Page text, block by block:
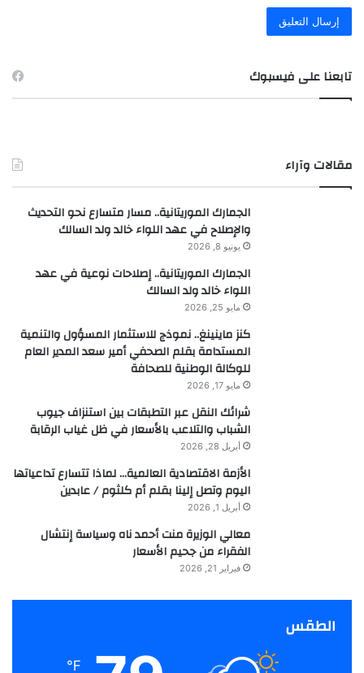
تابعنا على فيسبوك
مقالات وآراء
الجمارك الموريتانية.. مسار متسارع نحو التحديث
والإصلاح في عهد اللواء خالد ولد السالك
يونيو 8, 2026
الجمارك الموريتانية.. إصلاحات نوعية في عهد
اللواء خالد ولد السالك
مايو 25, 2026
كنز ماينينغ.. نموذج للاستثمار المسؤول والتنمية
المستدامة بقلم الصحفي أمير سعد المدير العام
للوكالة الوطنية للصحافة
مايو 17, 2026
شرائك النقل عبر التطبقات بين استنزاف جيوب
الشباب والتلاعب بالأسعار في ظل غياب الرقابة
أبريل 28, 2026
الأزمة الاقتصادية العالمية… لماذا تتسارع تداعياتها
اليوم وتصل إلينا بقلم أم كلثوم / عابدين
أبريل 1, 2026
معالي الوزيرة منت أحمد ناه وسياسة إنتشال
الفقراء من جحيم الأسعار
فبراير 21, 2026
الطقس
℉